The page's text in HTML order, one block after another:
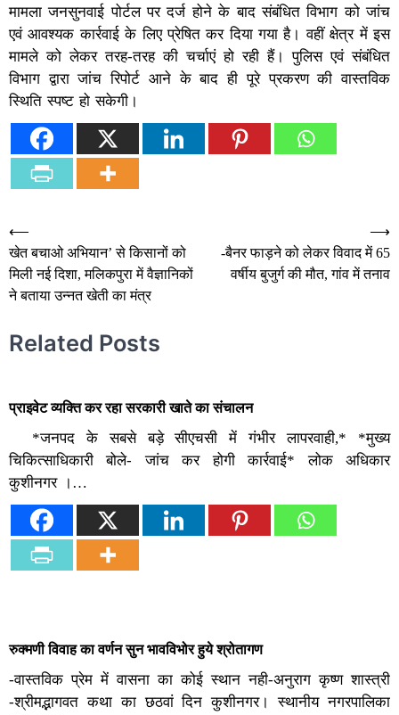
मामला जनसुनवाई पोर्टल पर दर्ज होने के बाद संबंधित विभाग को जांच
एवं आवश्यक कार्रवाई के लिए प्रेषित कर दिया गया है। वहीं क्षेत्र में इस
मामले को लेकर तरह-तरह की चर्चाएं हो रही हैं। पुलिस एवं संबंधित
विभाग द्वारा जांच रिपोर्ट आने के बाद ही पूरे प्रकरण की वास्तविक
स्थिति स्पष्ट हो सकेगी।
Post
navigation
⟵
खेत बचाओ अभियान’ से किसानों को
मिली नई दिशा, मलिकपुरा में वैज्ञानिकों
ने बताया उन्नत खेती का मंत्र
-बैनर फाड़ने को लेकर विवाद में 65
वर्षीय बुजुर्ग की मौत, गांव में तनाव
⟶
Related Posts
प्राइवेट व्यक्ति कर रहा सरकारी खाते का संचालन
*जनपद के सबसे बड़े सीएचसी में गंभीर लापरवाही,* *मुख्य
चिकित्साधिकारी बोले- जांच कर होगी कार्रवाई* लोक अधिकार
कुशीनगर ।…
रुक्मणी विवाह का वर्णन सुन भावविभोर हुये श्रोतागण
-वास्तविक प्रेम में वासना का कोई स्थान नही-अनुराग कृष्ण शास्त्री
-श्रीमद्भागवत कथा का छठवां दिन कुशीनगर। स्थानीय नगरपालिका